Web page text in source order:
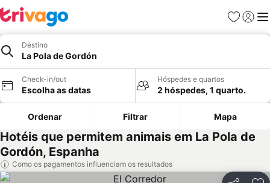
Favoritos
Iniciar
Destino
La Pola de Gordón
Check-in/out
Escolha as datas
Hóspedes e quartos
2 hóspedes, 1 quarto.
Ordenar Filtrar Mapa
Hotéis que permitem animais em La Pola de
Gordón, Espanha
Como os pagamentos influenciam os resultados